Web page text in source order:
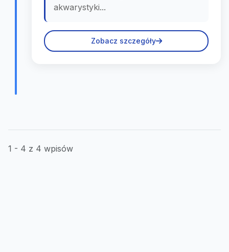
akwarystyki...
Zobacz szczegóły
1 - 4 z 4 wpisów